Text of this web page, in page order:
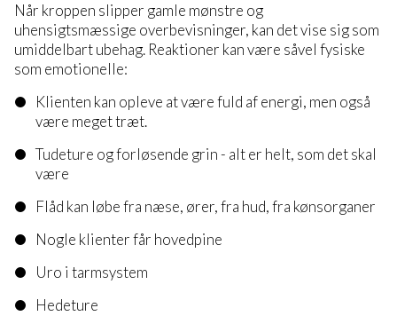
Når kroppen slipper gamle mønstre og
uhensigtsmæssige overbevisninger, kan det vise sig som
umiddelbart ubehag. Reaktioner kan være såvel fysiske
som emotionelle:
Klienten kan opleve at være fuld af energi, men også
være meget træt.
Tudeture og forløsende grin - alt er helt, som det skal
være
Flåd kan løbe fra næse, ører, fra hud, fra kønsorganer
Nogle klienter får hovedpine
Uro i tarmsystem
Hedeture